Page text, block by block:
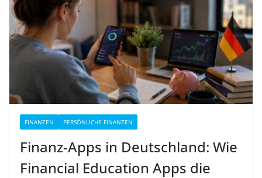
FINANZEN PERSÖNLICHE FINANZEN
Finanz-Apps in Deutschland: Wie
Financial Education Apps die